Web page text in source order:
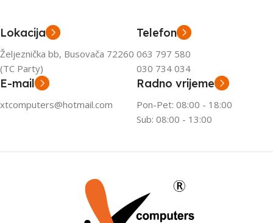
Lokacija
Željeznička bb, Busovača 72260
(TC Party)
Telefon
063 797 580
030 734 034
E-mail
xtcomputers@hotmail.com
Radno vrijeme
Pon-Pet: 08:00 - 18:00
Sub: 08:00 - 13:00